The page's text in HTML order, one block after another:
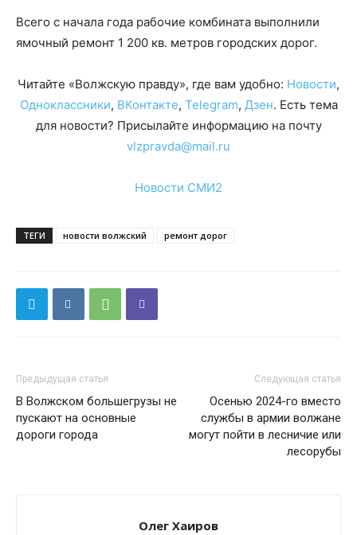
Всего с начала года рабочие комбината выполнили
ямочный ремонт 1 200 кв. метров городских дорог.
Читайте «Волжскую правду», где вам удобно: Новости,
Одноклассники, ВКонтакте, Telegram, Дзен. Есть тема
для новости? Присылайте информацию на почту
vlzpravda@mail.ru
Новости СМИ2
ТЕГИ новости волжский ремонт дорог
Предыдущая статья
В Волжском большегрузы не
пускают на основные
дороги города
Следующая статья
Осенью 2024-го вместо
службы в армии волжане
могут пойти в лесничие или
лесорубы
Олег Хаиров